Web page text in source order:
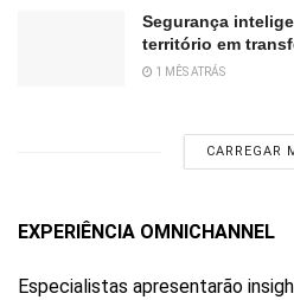
Segurança
território em
1 MÊS ATRÁS
CARREGAR
EXPERIÊNCIA OMNICHANNEL
Especialistas apresentarão